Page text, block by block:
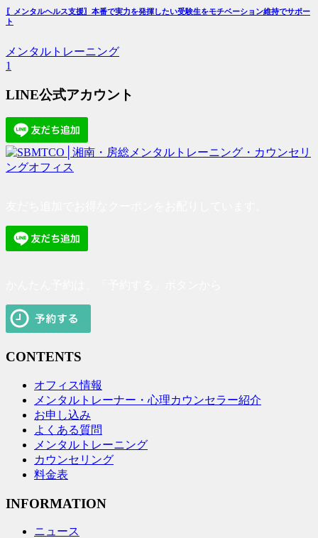
〖メンタルヘルス支援〗本番で実力を発揮したい受験生をモチベーション維持でサポー
ト
メンタルトレーニング
1
LINE公式アカウント
CONTENTS
オフィス情報
メンタルトレーナー・心理カウンセラー紹介
お申し込み
よくある質問
メンタルトレーニング
カウンセリング
料金表
INFORMATION
ニュース